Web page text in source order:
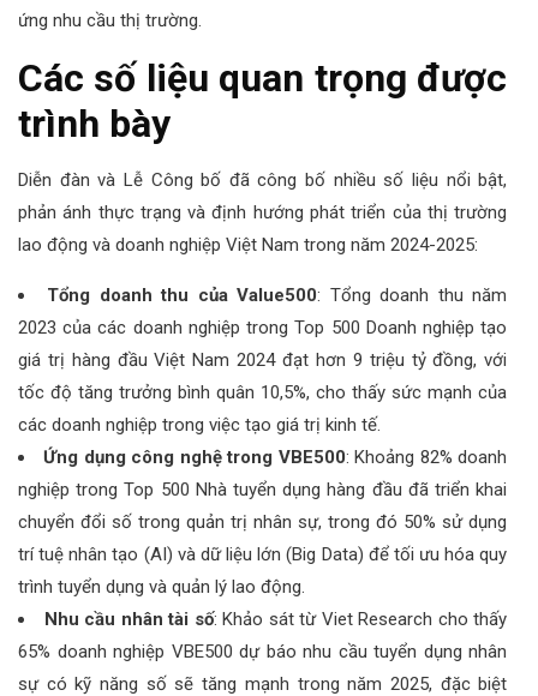
ứng nhu cầu thị trường.
Các số liệu quan trọng được
trình bày
Diễn đàn và Lễ Công bố đã công bố nhiều số liệu nổi bật,
phản ánh thực trạng và định hướng phát triển của thị trường
lao động và doanh nghiệp Việt Nam trong năm 2024-2025:
Tổng doanh thu của Value500: Tổng doanh thu năm
2023 của các doanh nghiệp trong Top 500 Doanh nghiệp tạo
giá trị hàng đầu Việt Nam 2024 đạt hơn 9 triệu tỷ đồng, với
tốc độ tăng trưởng bình quân 10,5%, cho thấy sức mạnh của
các doanh nghiệp trong việc tạo giá trị kinh tế.
Ứng dụng công nghệ trong VBE500: Khoảng 82% doanh
nghiệp trong Top 500 Nhà tuyển dụng hàng đầu đã triển khai
chuyển đổi số trong quản trị nhân sự, trong đó 50% sử dụng
trí tuệ nhân tạo (AI) và dữ liệu lớn (Big Data) để tối ưu hóa quy
trình tuyển dụng và quản lý lao động.
Nhu cầu nhân tài số: Khảo sát từ Viet Research cho thấy
65% doanh nghiệp VBE500 dự báo nhu cầu tuyển dụng nhân
sự có kỹ năng số sẽ tăng mạnh trong năm 2025, đặc biệt